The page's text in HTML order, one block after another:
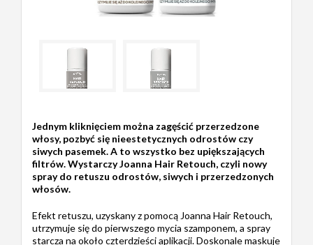
Jednym kliknięciem można zagęścić przerzedzone
włosy, pozbyć się nieestetycznych odrostów czy
siwych pasemek. A to wszystko bez upiększających
filtrów. Wystarczy Joanna Hair Retouch, czyli nowy
spray do retuszu odrostów, siwych i przerzedzonych
włosów.
Efekt retuszu, uzyskany z pomocą Joanna Hair Retouch,
utrzymuje się do pierwszego mycia szamponem, a spray
starcza na około czterdzieści aplikacji. Doskonale maskuje